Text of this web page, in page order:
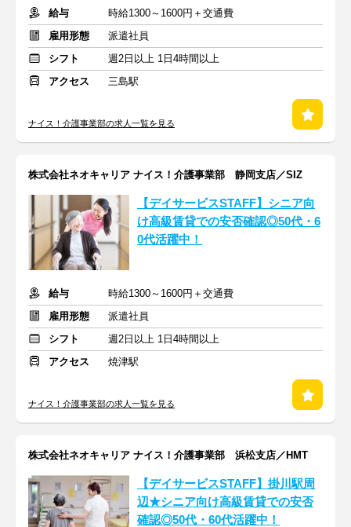
給与
時給1300～1600円＋交通費
雇用形態
派遣社員
シフト
週2日以上 1日4時間以上
アクセス
三島駅
ナイス！介護事業部の求人一覧を見る
株式会社ネオキャリア ナイス！介護事業部 静岡支店／SIZ
【デイサービスSTAFF】シニア向
け高級賃貸での安否確認◎50代・6
0代活躍中！
給与
時給1300～1600円＋交通費
雇用形態
派遣社員
シフト
週2日以上 1日4時間以上
アクセス
焼津駅
ナイス！介護事業部の求人一覧を見る
株式会社ネオキャリア ナイス！介護事業部 浜松支店／HMT
【デイサービスSTAFF】掛川駅周
辺★シニア向け高級賃貸での安否
確認◎50代・60代活躍中！